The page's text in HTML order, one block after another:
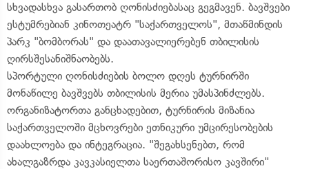
სხვადასხვა გასართობ ღონისძიებასაც გეგმავენ. ბავშვები
ესტუმრებიან კინოთეატრ "საქართველოს", მთაწმინდის
პარკ "ბომბორას" და დაათავალიერებენ თბილისის
ღირსშესანიშნაობებს.
სპორტული ღონისძიების ბოლო დღეს ტურნირში
მონაწილე ბავშვებს თბილისის მერია უმასპინძლებს.
ორგანიზატორთა განცხადებით, ტურნირის მიზანია
საქართველოში მცხოვრები ეთნიკური უმცირესობების
დაახლოება და ინტეგრაცია. "შეგახსენებთ, რომ
ახალგაზრდა კავკასიელთა საერთაშორისო კავშირი"